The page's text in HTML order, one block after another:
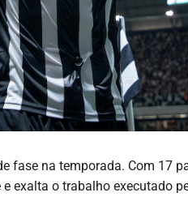
fase na temporada. Com 17
exalta o trabalho executado